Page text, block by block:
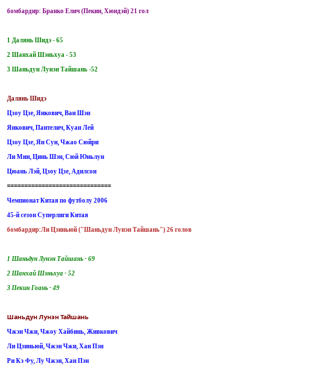
бомбардир: Бранко Елич (Пекин, Хюндэй) 21 гол
1 Далянь Шидэ - 65
2 Шанхай Шэньхуа - 53
3 Шаньдун Лунэн Тайшань -52
Далянь Шидэ
Цзоу Цзе, Янкович, Ван Шэн
Янкович, Пантелич, Куан Лей
Цзоу Цзе, Ян Сун, Чжао Сюйри
Ли Мин, Цинь Шэн, Сюй Юньлун
Цюань Лэй, Цзоу Цзе, Адилсон
==============================
Чемпионат Китая по футболу 2006
45-й сезон Суперлиги Китая
бомбардир:Ли Цзиньюй ("Шаньдун Лунэн Тайшань") 26 голов
1 Шаньдун Лунэн Тайшань - 69
2 Шанхай Шэньхуа - 52
3 Пекин Гоань - 49
Шаньдун Лунэн Тайшань
Чжэн Чжи, Чжоу Хайбинь, Живкович
Ли Цзиньюй, Чжэн Чжи, Хан Пэн
Ри Кэ Фу, Лу Чжэн, Хан Пэн